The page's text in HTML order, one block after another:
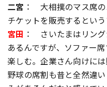
二宮 ： 大相撲のマス席
チケットを販売するとい
宮田 ： さいたまはリン
あるんですが、ソファー
楽しむ。企業さん向けに
野球の席割も昔と全然違